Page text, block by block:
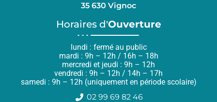
35 630 Vignoc
Horaires d'Ouverture
lundi : fermé au public
mardi : 9h – 12h / 16h – 18h
mercredi et jeudi : 9h – 12h
vendredi : 9h – 12h / 14h – 17h
samedi : 9h – 12h (uniquement en période scolaire)
02 99 69 82 46